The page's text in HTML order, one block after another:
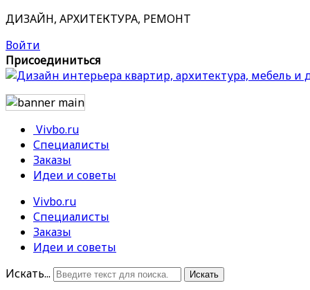
ДИЗАЙН, АРХИТЕКТУРА, РЕМОНТ
Войти
Присоединиться
Vivbo.ru
Специалисты
Заказы
Идеи и советы
Vivbo.ru
Специалисты
Заказы
Идеи и советы
Искать...
Искать